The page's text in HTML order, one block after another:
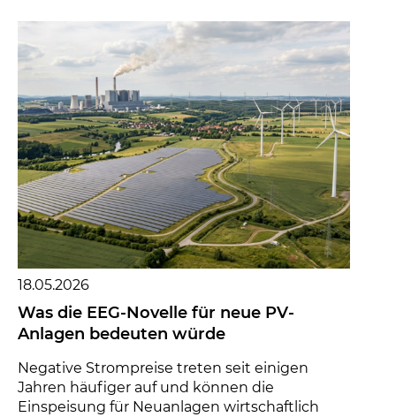
18.05.2026
Was die EEG-Novelle für neue PV-
Anlagen bedeuten würde
Negative Strompreise treten seit einigen
Jahren häufiger auf und können die
Einspeisung für Neuanlagen wirtschaftlich